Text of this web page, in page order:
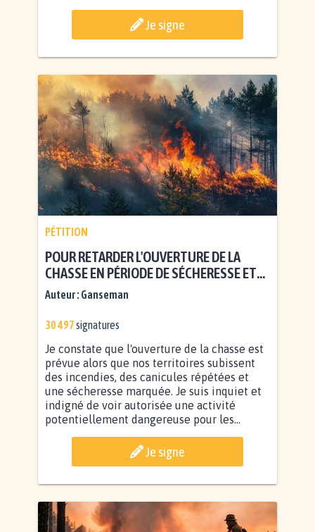
Je signe
PÉTITION
POUR RETARDER L'OUVERTURE DE LA
CHASSE EN PÉRIODE DE SÉCHERESSE ET
CANICULE
Auteur : Ganseman
30 497signatures
Je constate que l'ouverture de la chasse est
prévue alors que nos territoires subissent
des incendies, des canicules répétées et
une sécheresse marquée. Je suis inquiet et
indigné de voir autorisée une activité
potentiellement dangereuse pour les...
Je signe